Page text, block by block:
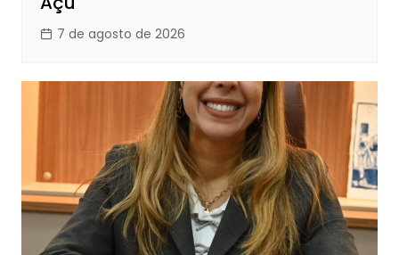
7 de agosto de 2026